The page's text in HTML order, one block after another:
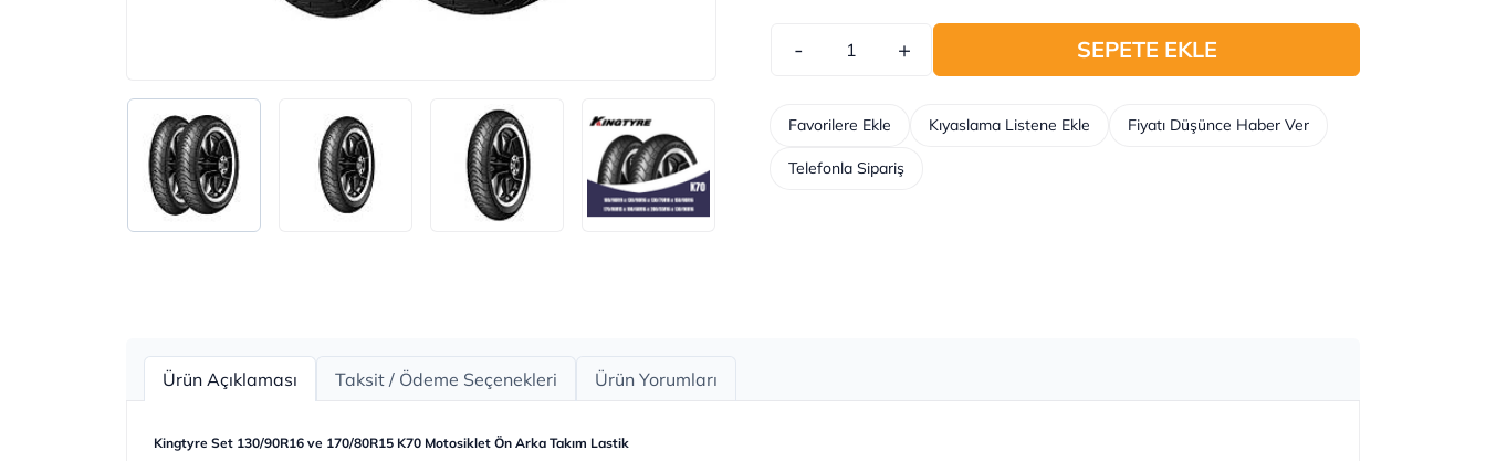
- + SEPETE EKLE
Telefonla Sipariş
Kıyaslama Listene Ekle
Favorilere Ekle Fiyatı Düşünce Haber Ver
Ürün Açıklaması Taksit / Ödeme Seçenekleri Ürün Yorumları
Kingtyre Set 130/90R16 ve 170/80R15 K70 Motosiklet Ön Arka Takım Lastik